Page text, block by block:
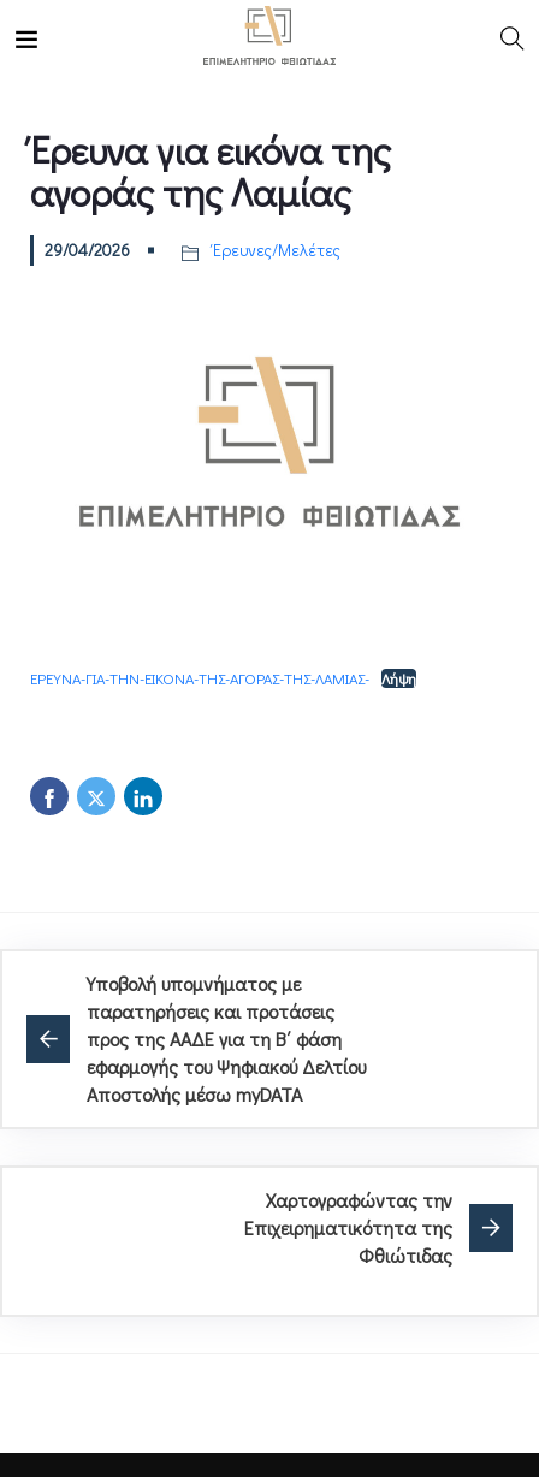
Έρευνα για εικόνα της
αγοράς της Λαμίας
29/04/2026 Έρευνες/Μελέτες
ΕΡΕΥΝΑ-ΓΙΑ-ΤΗΝ-ΕΙΚΟΝΑ-ΤΗΣ-ΑΓΟΡΑΣ-ΤΗΣ-ΛΑΜΙΑΣ- Λήψη
Υποβολή υπομνήματος με
παρατηρήσεις και προτάσεις
προς της ΑΑΔΕ για τη Β΄ φάση
εφαρμογής του Ψηφιακού Δελτίου
Αποστολής μέσω myDATA
Χαρτογραφώντας την
Επιχειρηματικότητα της
Φθιώτιδας